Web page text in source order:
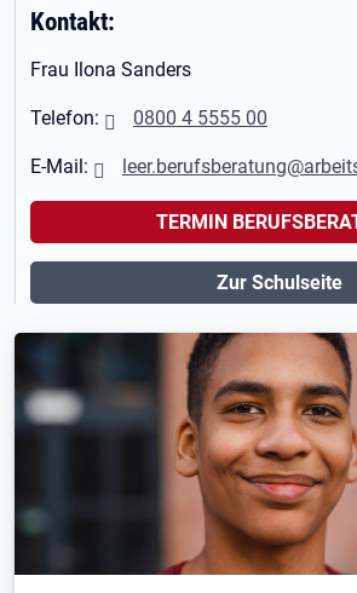
Kontakt:
Frau Ilona Sanders
Telefon: 0800 4 5555 00
E-Mail:
TERMIN
Zur Schulseite